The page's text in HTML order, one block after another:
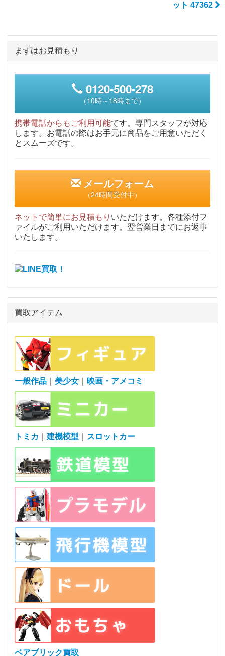
ット 47362
まずはお見積もり
0120-500-278
（10時～18時まで）
携帯電話からもご利用可能です。専門スタッフが対応
します。お電話の際はお手元に商品をご用意いただく
とスムーズです。
メールフォーム
（24時間受付中）
ネットで簡単にお見積もり いただけます。各種添付フ
ァイルがご利用いただけます。翌営業日までにお返事
いたします。
買取アイテム
一般作品 美少女 映画・アメコミ
トミカ ｜建機模型 スロットカー
ベアブリック買取